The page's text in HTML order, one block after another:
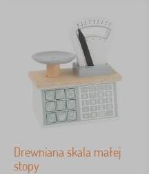
Drewniana skala małej
stopy